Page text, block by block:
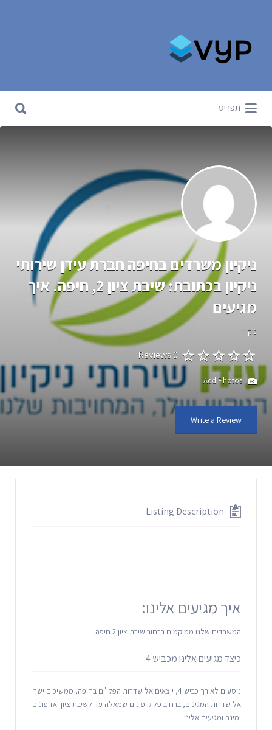
תפריט
ניקיון משרדים בחיפה חברת עידן שירותי
ניקיון בכתובת: שיבת ציון 2, חיפה. איך
מגיעים
ניקיון
0 Reviews
Add Photos
Write a Review
Listing Description
איך מגיעים אלינו:
המשרדים שלנו ממוקמים ברחוב שיבת ציון 2 חיפה
כיצד מגיעים אלינו מכביש 4:
נוסעים לאורך כביש 4, יוצאים אל שדרות הפלי"ם בחיפה, ממשיכים ישר
אל שדרות המגינים, ברחוב פליק פונים שמאלה עד לשיבת ציון ואז פונים
ימינה ומגיעים אלינו.